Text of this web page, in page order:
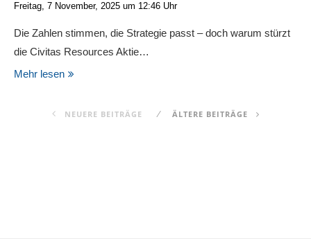
Freitag, 7 November, 2025 um 12:46 Uhr
Die Zahlen stimmen, die Strategie passt – doch warum stürzt
die Civitas Resources Aktie…
Mehr lesen
NEUERE BEITRÄGE ÄLTERE BEITRÄGE